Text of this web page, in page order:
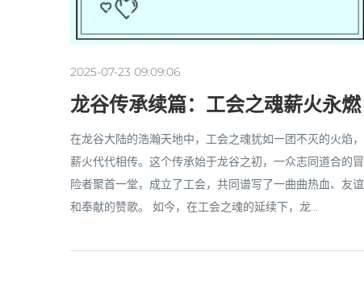
2025-07-23 09:09:06
龙谷传承续篇：工会之魂薪火永燃
在龙谷大陆的浩瀚天地中，工会之魂犹如一团不灭的火焰，
薪火代代相传。这个传承始于龙谷之初，一众志同道合的冒
险者聚首一堂，成立了工会，共同谱写了一曲曲热血、友谊
和奉献的赞歌。 如今，在工会之魂的延续下，龙...